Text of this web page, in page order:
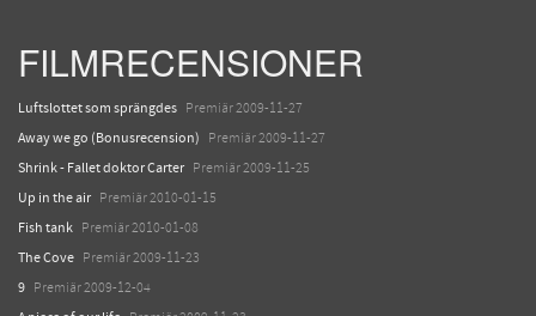
FILMRECENSIONER
Luftslottet som sprängdes Premiär 2009-11-27
Away we go (Bonusrecension) Premiär 2009-11-27
Shrink - Fallet doktor Carter Premiär 2009-11-25
Up in the air Premiär 2010-01-15
Fish tank Premiär 2010-01-08
The Cove Premiär 2009-11-23
9 Premiär 2009-12-04